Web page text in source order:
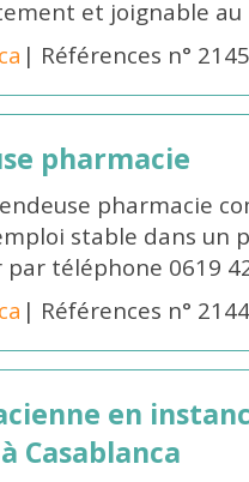
et joignable au
| Références n°
pharmacie
pharmacie
stable dans un
téléphone 0619
| Références n°
en
Casablanca